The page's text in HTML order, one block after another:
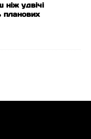
ніж удвічі
планових